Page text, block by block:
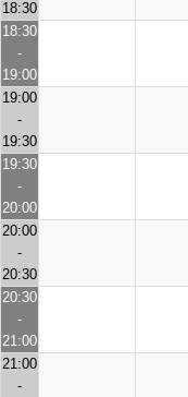
18:30
18:30
-
19:00
19:00
-
19:30
19:30
-
20:00
20:00
-
20:30
20:30
-
21:00
21:00
-